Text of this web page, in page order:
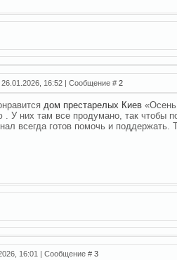
26.01.2026, 16:52 | Сообщение #2
дом престарелых Киев
. У них там все продумано, так чтобы
всегда готов помочь и поддержать.
16:01 | Сообщение #3